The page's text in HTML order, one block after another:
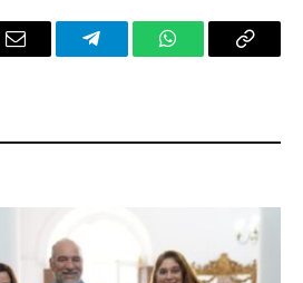
Email TelegramWhatsAppCopy